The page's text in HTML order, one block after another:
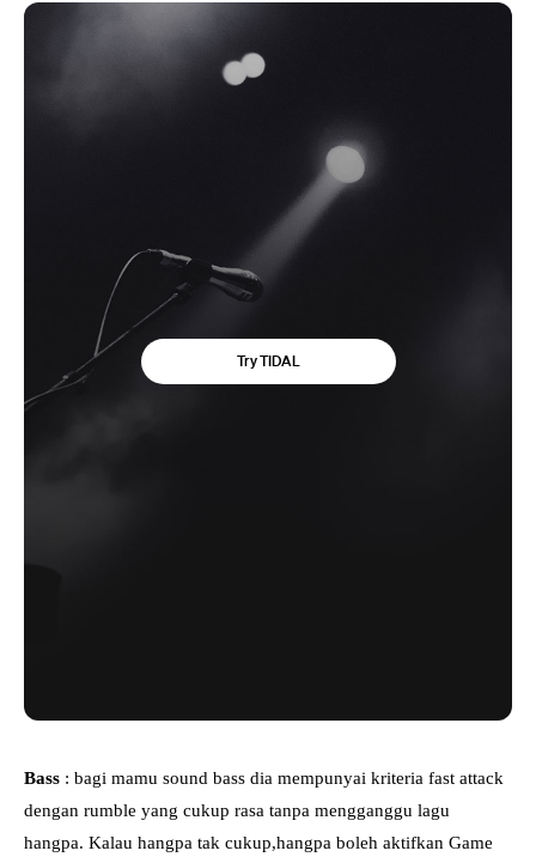
Bass : bagi mamu sound bass dia mempunyai kriteria fast attack
dengan rumble yang cukup rasa tanpa mengganggu lagu
hangpa. Kalau hangpa tak cukup,hangpa boleh aktifkan Game